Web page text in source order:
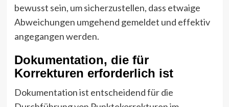
bewusst sein, um sicherzustellen, dass etwaige
Abweichungen umgehend gemeldet und effektiv
angegangen werden.
Dokumentation, die für
Korrekturen erforderlich ist
Dokumentation ist entscheidend für die